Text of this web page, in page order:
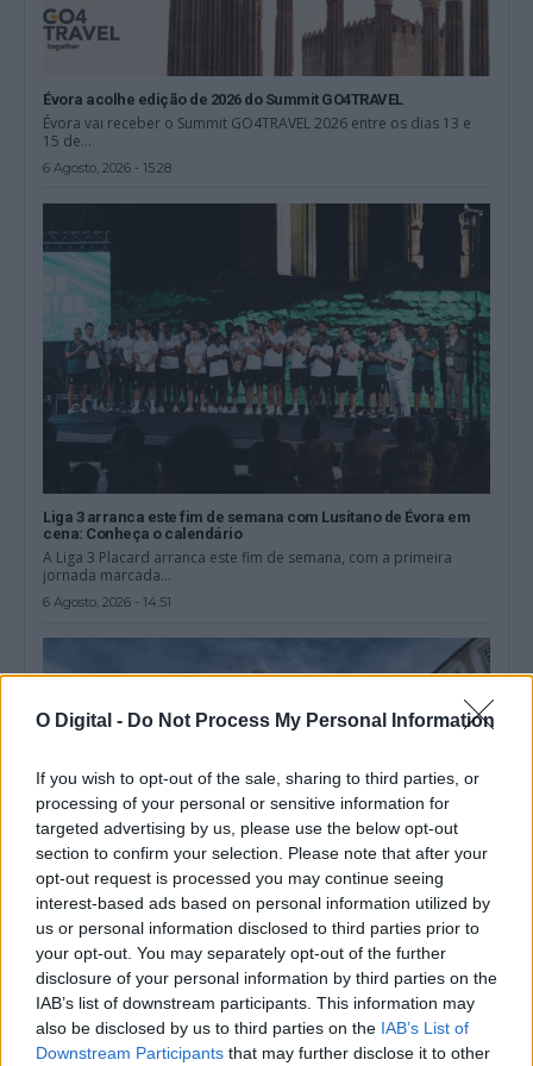
O Digital - Do Not Process My Personal Information
If you wish to opt-out of the sale, sharing to third parties, or
processing of your personal or sensitive information for
targeted advertising by us, please use the below opt-out
section to confirm your selection. Please note that after your
opt-out request is processed you may continue seeing
interest-based ads based on personal information utilized by
us or personal information disclosed to third parties prior to
your opt-out. You may separately opt-out of the further
disclosure of your personal information by third parties on the
IAB’s list of downstream participants. This information may
also be disclosed by us to third parties on the IAB’s List of
Downstream Participants that may further disclose it to other
Évora acolhe edição de 2026 do Summit GO4TRAVEL
Évora vai receber o Summit GO4TRAVEL 2026 entre os dias 13 e
15 de...
6 Agosto, 2026 - 15:28
Liga 3 arranca este fim de semana com Lusitano de Évora em
cena: Conheça o calendário
A Liga 3 Placard arranca este fim de semana, com a primeira
jornada marcada...
6 Agosto, 2026 - 14:51
Instituto Cultural de Évora promove fichas pedagógicas
gratuitas sobre património e natureza
O Instituto Cultural de Évora (ICÉ) e o Repositório Pedagógico
promovem o Ciclo de...
6 Agosto, 2026 - 12:15